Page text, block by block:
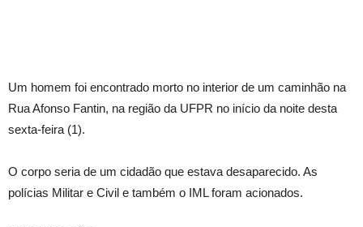
Um homem foi encontrado morto no interior de um caminhão na
Rua Afonso Fantin, na região da UFPR no início da noite desta
sexta-feira (1).
O corpo seria de um cidadão que estava desaparecido. As
polícias Militar e Civil e também o IML foram acionados.